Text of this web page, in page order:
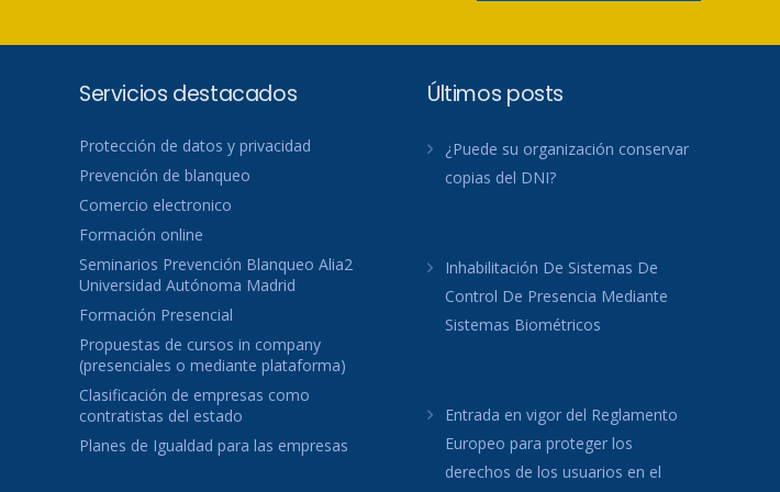
Servicios destacados
Protección de datos y privacidad
Prevención de blanqueo
Comercio electronico
Formación online
Seminarios Prevención Blanqueo Alia2
Universidad Autónoma Madrid
Formación Presencial
Propuestas de cursos in company
(presenciales o mediante plataforma)
Clasificación de empresas como
contratistas del estado
Planes de Igualdad para las empresas
Últimos posts
¿Puede su organización conservar
copias del DNI?
Inhabilitación De Sistemas De
Control De Presencia Mediante
Sistemas Biométricos
Entrada en vigor del Reglamento
Europeo para proteger los
derechos de los usuarios en el